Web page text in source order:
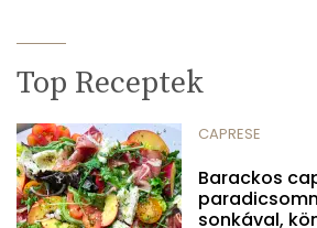
Top Receptek
CAPRESE
Barackos
sonkával,